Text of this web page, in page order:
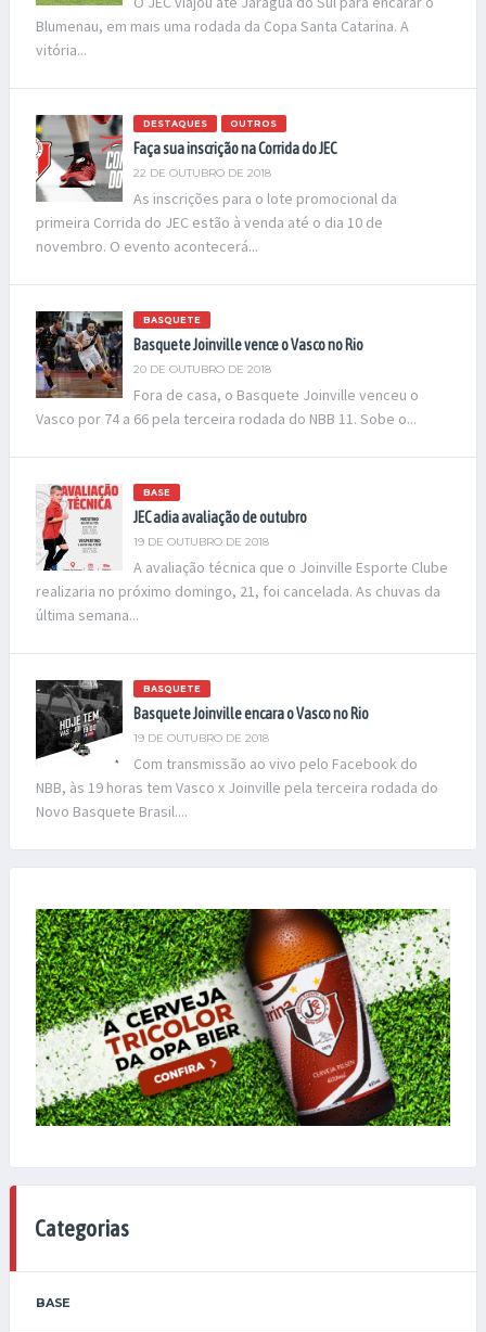
Blumenau, em mais uma rodada da Copa Santa Catarina. A
vitória...
DESTAQUES OUTROS
Faça sua inscrição na Corrida do JEC
22 DE OUTUBRO DE 2018
As inscrições para o lote promocional da
primeira Corrida do JEC estão à venda até o dia 10 de
novembro. O evento acontecerá...
BASQUETE
Basquete Joinville vence o Vasco no Rio
20 DE OUTUBRO DE 2018
Fora de casa, o Basquete Joinville venceu o
Vasco por 74 a 66 pela terceira rodada do NBB 11. Sobe o...
BASE
JEC adia avaliação de outubro
19 DE OUTUBRO DE 2018
A avaliação técnica que o Joinville Esporte Clube
realizaria no próximo domingo, 21, foi cancelada. As chuvas da
última semana...
BASQUETE
Basquete Joinville encara o Vasco no Rio
19 DE OUTUBRO DE 2018
Com transmissão ao vivo pelo Facebook do
NBB, às 19 horas tem Vasco x Joinville pela terceira rodada do
Novo Basquete Brasil....
Categorias
BASE